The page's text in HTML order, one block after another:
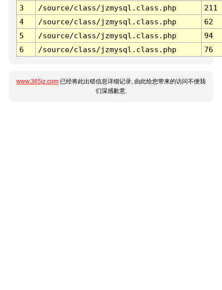
3 /source/class/jzmysql.class.php
211
4
/source/class/jzmysql.class.php
62
5
/source/class/jzmysql.class.php
94
6
/source/class/jzmysql.class.php 76
www.365jz.com 已经将此出错信息详细记录, 由此给您带来的访问不便我
们深感歉意.